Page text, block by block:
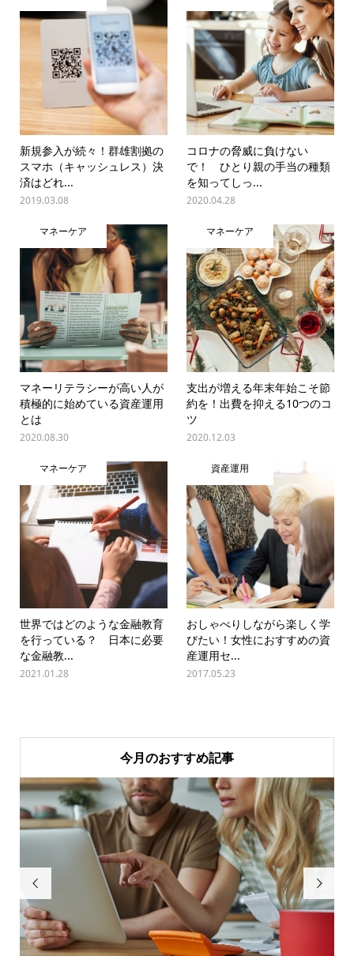
新規参入が続々！群雄割拠の
スマホ（キャッシュレス）決
済はどれ...
2019.03.08
コロナの脅威に負けない
で！ ひとり親の手当の種類
を知ってしっ...
2020.04.28
マネーケア
マネーリテラシーが高い人が
積極的に始めている資産運用
とは
2020.08.30
マネーケア
支出が増える年末年始こそ節
約を！出費を抑える10つのコ
ツ
2020.12.03
マネーケア
世界ではどのような金融教育
を行っている？ 日本に必要
な金融教...
2021.01.28
資産運用
おしゃべりしながら楽しく学
びたい！女性におすすめの資
産運用セ...
2017.05.23
今月のおすすめ記事
 